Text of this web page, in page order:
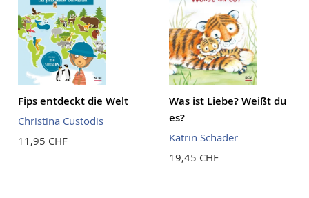
Fips entdeckt die Welt
Christina Custodis
11,95 CHF
Was ist Liebe? Weißt du
es?
Katrin Schäder
19,45 CHF